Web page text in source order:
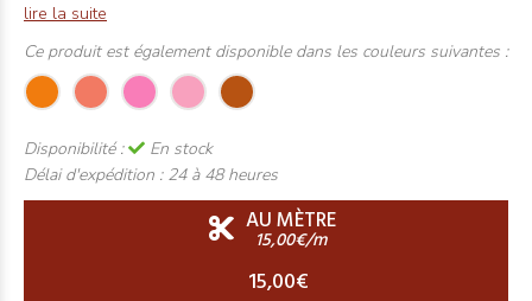
lire la suite
Ce produit est également disponible dans les couleurs suivantes :
Disponibilité :
En stock
Délai d'expédition : 24 à 48 heures
AU MÈTRE
15,00€/m
15,00€